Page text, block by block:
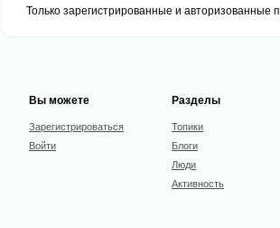
Только зарегистрированные и авторизованные
Вы можете
Зарегистрироваться
Войти
Разделы
Топики
Блоги
Люди
Активность